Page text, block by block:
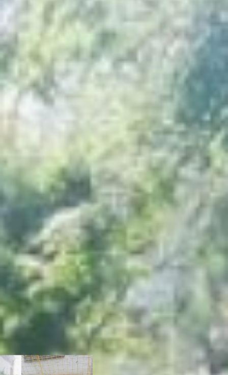
схемы раздельного сбора
мусора приживаются
центре. Там жильцы
дисциплинированно
начинают сортировать
отходы. И таких случаев,
когда в емкостях под
пластик оказывается все
подряд, практически не
Так было и на улице
Воровского, в поселке
им. Горького краевого
центра. Здесь отдельный
контейнер для сбора
пластиковых бутылок
установили еще в
прошлом году. Но
активно пользоваться им
жители окрестных домов
стали только недавно. До
этого в специальную
металлическую корзину
летело все подряд –
бытовой мусор, бумага,
пакеты. Со временем к
эко-емкости привыкли и
стали регулярно
наполнять пластиковыми
бутылками.
сортировка
мусора